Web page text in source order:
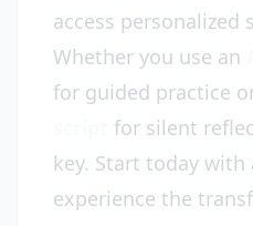
access personalized
Whether you use an
for guided practice
for silent
key. Start today
experience the